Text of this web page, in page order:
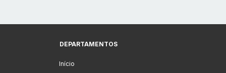
DEPARTAMENTOS
Início